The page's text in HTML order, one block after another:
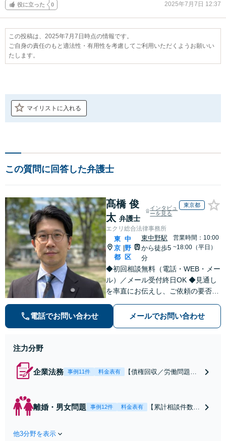
役に立った 0 2025年7月7日 12:37
この投稿は、2025年7月7日時点の情報です。
ご自身の責任のもと適法性・有用性を考慮してご利用いただくようお願いい
たします。
マイリストに入れる
この質問に回答した弁護士
髙橋 俊
太 弁護士
インタビュ
ーを見る
東京都
エクリ総合法律事務所
東
京
都
中
野
区
東中野駅
から徒歩5
分
営業時間：10:00
~18:00（平日）
◆初回相談無料（電話・WEB・メー
ル）／メール受付終日OK ◆見通し
を率直にお伝えし、ご依頼の要否も
解決まで弁護士本人が一貫してスピ
ーディーに対応いたします。 ◆累計
電話でお問い合わせ メールでお問い合わせ
注力分野
企業法務 事例11件 料金表有
【債権回収／労働問題／
のトラブル・会社内のト
ラブルなど、事後の解決
離婚・男女問題 事例12件 料金表有
【累計相談件数20
他3分野を表示